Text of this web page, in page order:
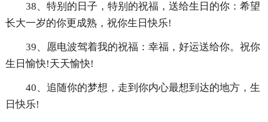
38、特别的日子，特别的祝福，送给生日的你：希望
长大一岁的你更成熟，祝你生日快乐!
39、愿电波驾着我的祝福：幸福，好运送给你。祝你
生日愉快!天天愉快!
40、追随你的梦想，走到你内心最想到达的地方，生
日快乐!